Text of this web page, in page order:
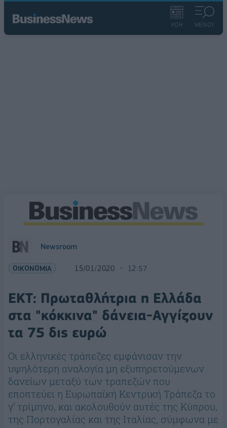
ΡΟΗ ΜΕΝΟΥ
Newsroom
ΟΙΚΟΝΟΜΙΑ 15/01/2020 12:57
ΕΚΤ: Πρωταθλήτρια η Ελλάδα
στα "κόκκινα" δάνεια-Αγγίζουν
τα 75 δις ευρώ
Οι ελληνικές τράπεζες εμφάνισαν την
υψηλότερη αναλογία μη εξυπηρετούμενων
δανείων μεταξύ των τραπεζών που
εποπτεύει η Ευρωπαϊκή Κεντρική Τράπεζα το
γ’ τρίμηνο, και ακολουθούν αυτές της Κύπρου,
της Πορτογαλίας και της Ιταλίας, σύμφωνα με